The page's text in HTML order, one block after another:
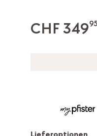
CHF 34995